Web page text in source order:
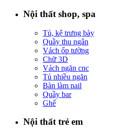
Nội thất shop, spa
Tủ, kệ trưng bày
Quầy thu ngân
Vách ốp tường
Chữ 3D
Vách ngăn cnc
Tủ nhiều ngăn
Bàn làm nail
Quầy bar
Ghế
Nội thất trẻ em